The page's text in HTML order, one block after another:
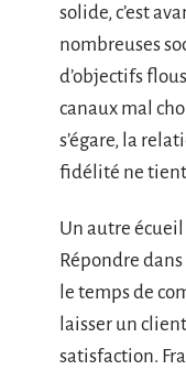
solide, c’est
nombreuses
d’objectifs
canaux mal
s’égare, la
fidélité ne tient
Un autre
Répondre
le temps de
laisser un
satisfaction.